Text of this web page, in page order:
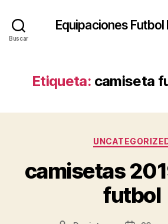
Buscar
Equipaciones Futbol
Etiqueta: camiseta
camisetas
futbol